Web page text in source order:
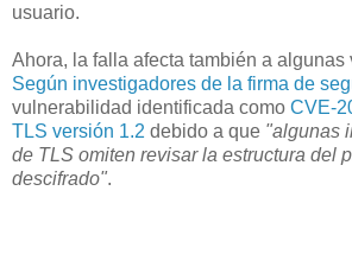
usuario.
Ahora, la falla afecta también a algunas
Según investigadores de la firma de
vulnerabilidad identificada como CVE-
TLS versión 1.2 debido a que "algunas
de TLS omiten revisar la estructura del
descifrado".